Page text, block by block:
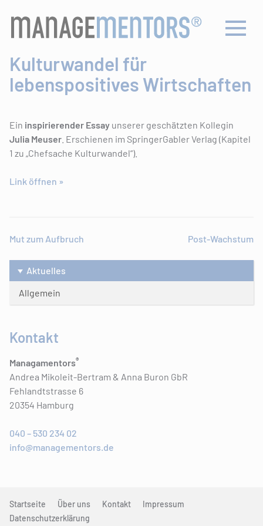
Kulturwandel für
lebenspositives Wirtschaften
Ein inspirierender Essay unserer geschätzten Kollegin
Julia Meuser . Erschienen im SpringerGabler Verlag (Kapitel
1 zu „Chefsache Kulturwandel“).
Link öffnen »
Beitragsnavigation
Mut zum Aufbruch Post-Wachstum
Aktuelles
Allgemein
Kontakt
Managamentors®
Andrea Mikoleit-Bertram & Anna Buron GbR
Fehlandtstrasse 6
20354 Hamburg
040 – 530 234 02
info@managementors.de
Startseite Über uns Kontakt
Impressum
Datenschutzerklärung